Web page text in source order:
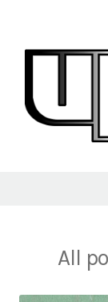
content
All